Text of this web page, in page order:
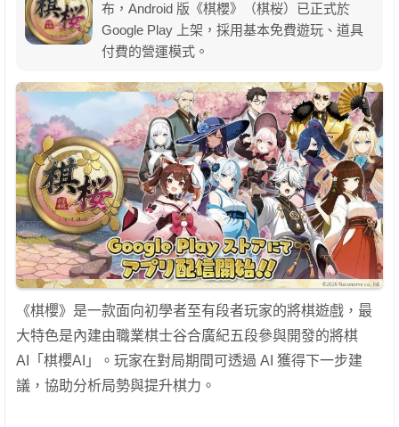
布，Android 版《棋櫻》（棋桜）已正式於
Google Play 上架，採用基本免費遊玩、道具
付費的營運模式。
《棋櫻》是一款面向初學者至有段者玩家的將棋遊戲，最
大特色是內建由職業棋士谷合廣紀五段參與開發的將棋
AI「棋櫻AI」。玩家在對局期間可透過 AI 獲得下一步建
議，協助分析局勢與提升棋力。